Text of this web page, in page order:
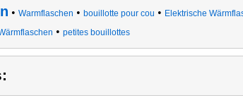
• Warmflaschen • bouillotte pour cou • Elektrische
• petites bouillottes